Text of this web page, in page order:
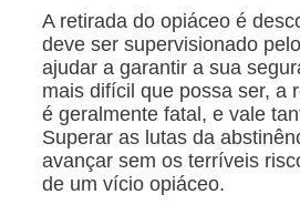
A retirada do opiáceo é
deve ser supervisionado
ajudar a garantir a sua
mais difícil que possa ser, a
é geralmente fatal, e vale
Superar as lutas da
avançar sem os terríveis
de um vício opiáceo.